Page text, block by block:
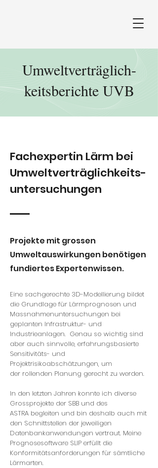
Umweltverträglich-
keitsberichte UVB
Fachexpertin Lärm bei
Umweltverträglichkeits-
untersuchungen
Projekte mit grossen
Umweltauswirkungen benötigen
fundiertes Expertenwissen.
Eine sachgerechte 3D-Modellierung bildet
die Grundlage für Lärmprognosen und
Massnahmenuntersuchungen bei
geplanten Infrastruktur- und
Industrieanlagen. Genau so wichtig sind
aber auch sinnvolle, erfahrungsbasierte
Sensitivitäts- und
Projektrisikoabschätzungen, um
der rollenden Planung gerecht zu werden.
In den letzten Jahren konnte ich diverse
Grossprojekte der SBB und des
ASTRA begleiten und bin deshalb auch mit
den Schnittstellen der jeweiligen
Datenbankanwendungen vertraut. Meine
Prognosesoftware SLIP erfüllt die
Konformitätsanforderungen für sämtliche
Lärmarten.